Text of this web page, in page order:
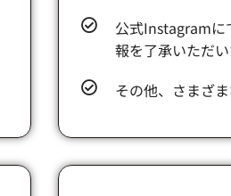
公式Instagramに
報を了承いただ
その他、さまざ